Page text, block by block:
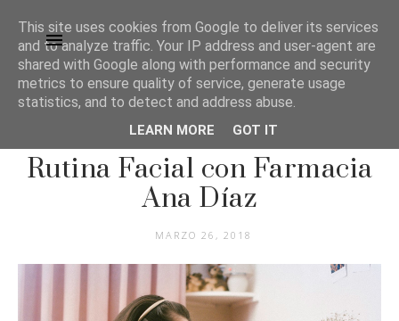
BELLEZA
Rutina Facial con Farmacia
Ana Díaz
MARZO 26, 2018
This site uses cookies from Google to deliver its services
and to analyze traffic. Your IP address and user-agent are
shared with Google along with performance and security
metrics to ensure quality of service, generate usage
statistics, and to detect and address abuse.
LEARN MORE GOT IT